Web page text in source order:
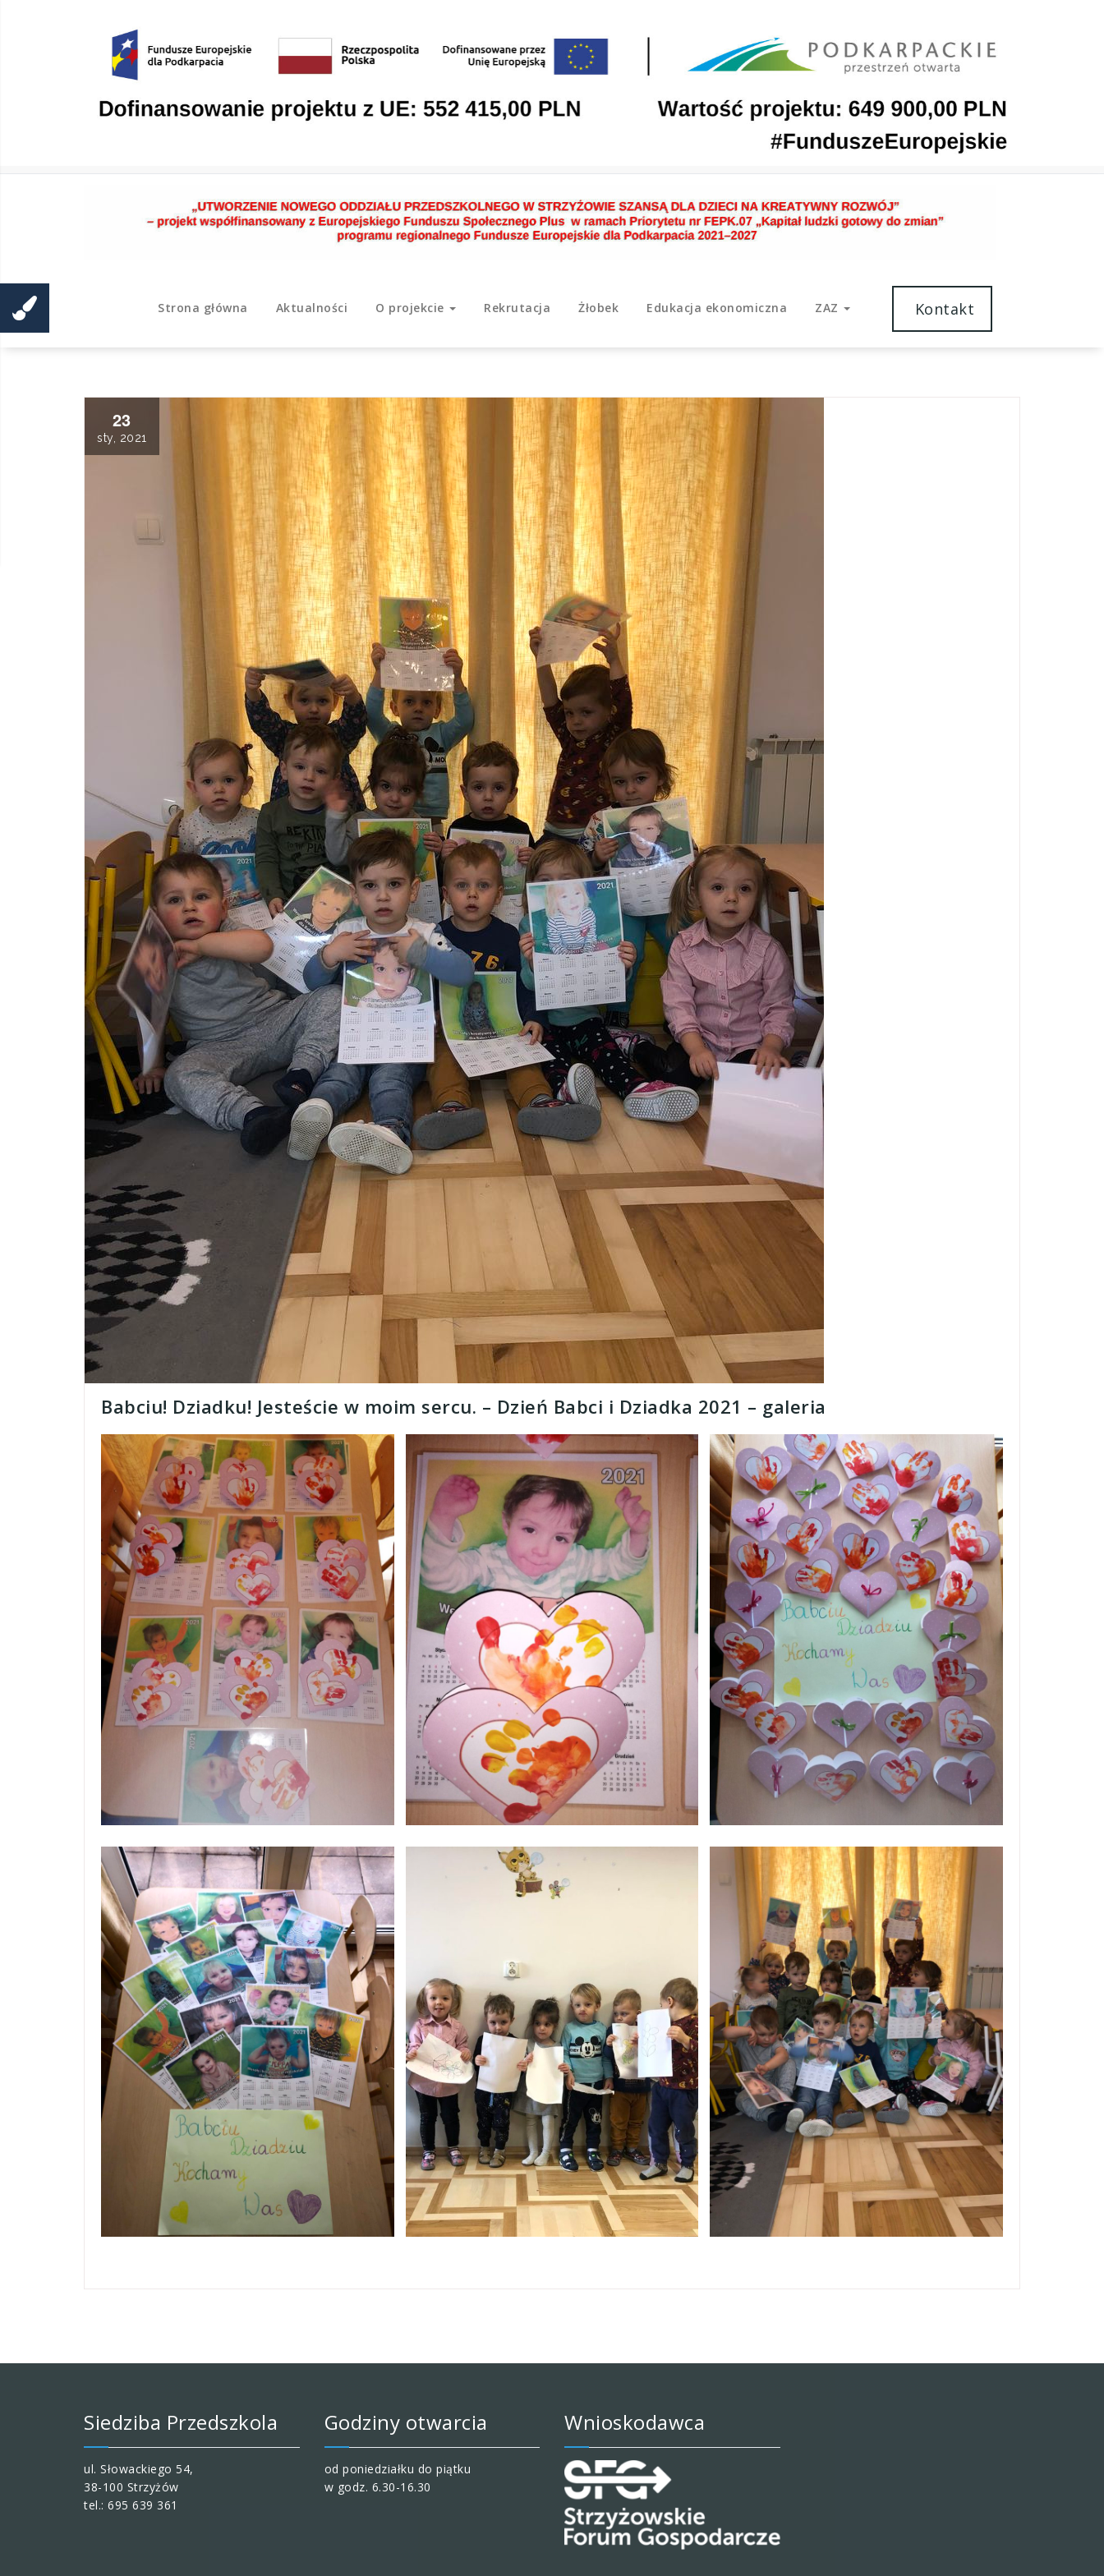
Strona główna Aktualności O projekcie Rekrutacja Żłobek Edukacja ekonomiczna ZAZ Kontakt
23
sty, 2021
Babciu! Dziadku! Jesteście w moim sercu. – Dzień Babci i Dziadka 2021 – galeria
Siedziba Przedszkola
ul. Słowackiego 54,
38-100 Strzyżów
tel.: 695 639 361
Godziny otwarcia
od poniedziałku do piątku
w godz. 6.30-16.30
Wnioskodawca